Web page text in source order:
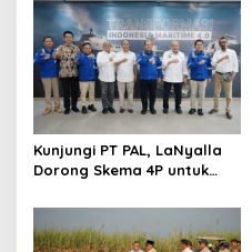
v
i
g
a
t
i
o
n
Kunjungi PT PAL, LaNyalla
Dorong Skema 4P untuk
Nasional